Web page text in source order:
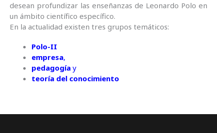
desean profundizar las enseñanzas de Leonardo Polo en
un ámbito científico específico.
En la actualidad existen tres grupos temáticos:
Polo-II
empresa,
pedagogía y
teoría del conocimiento